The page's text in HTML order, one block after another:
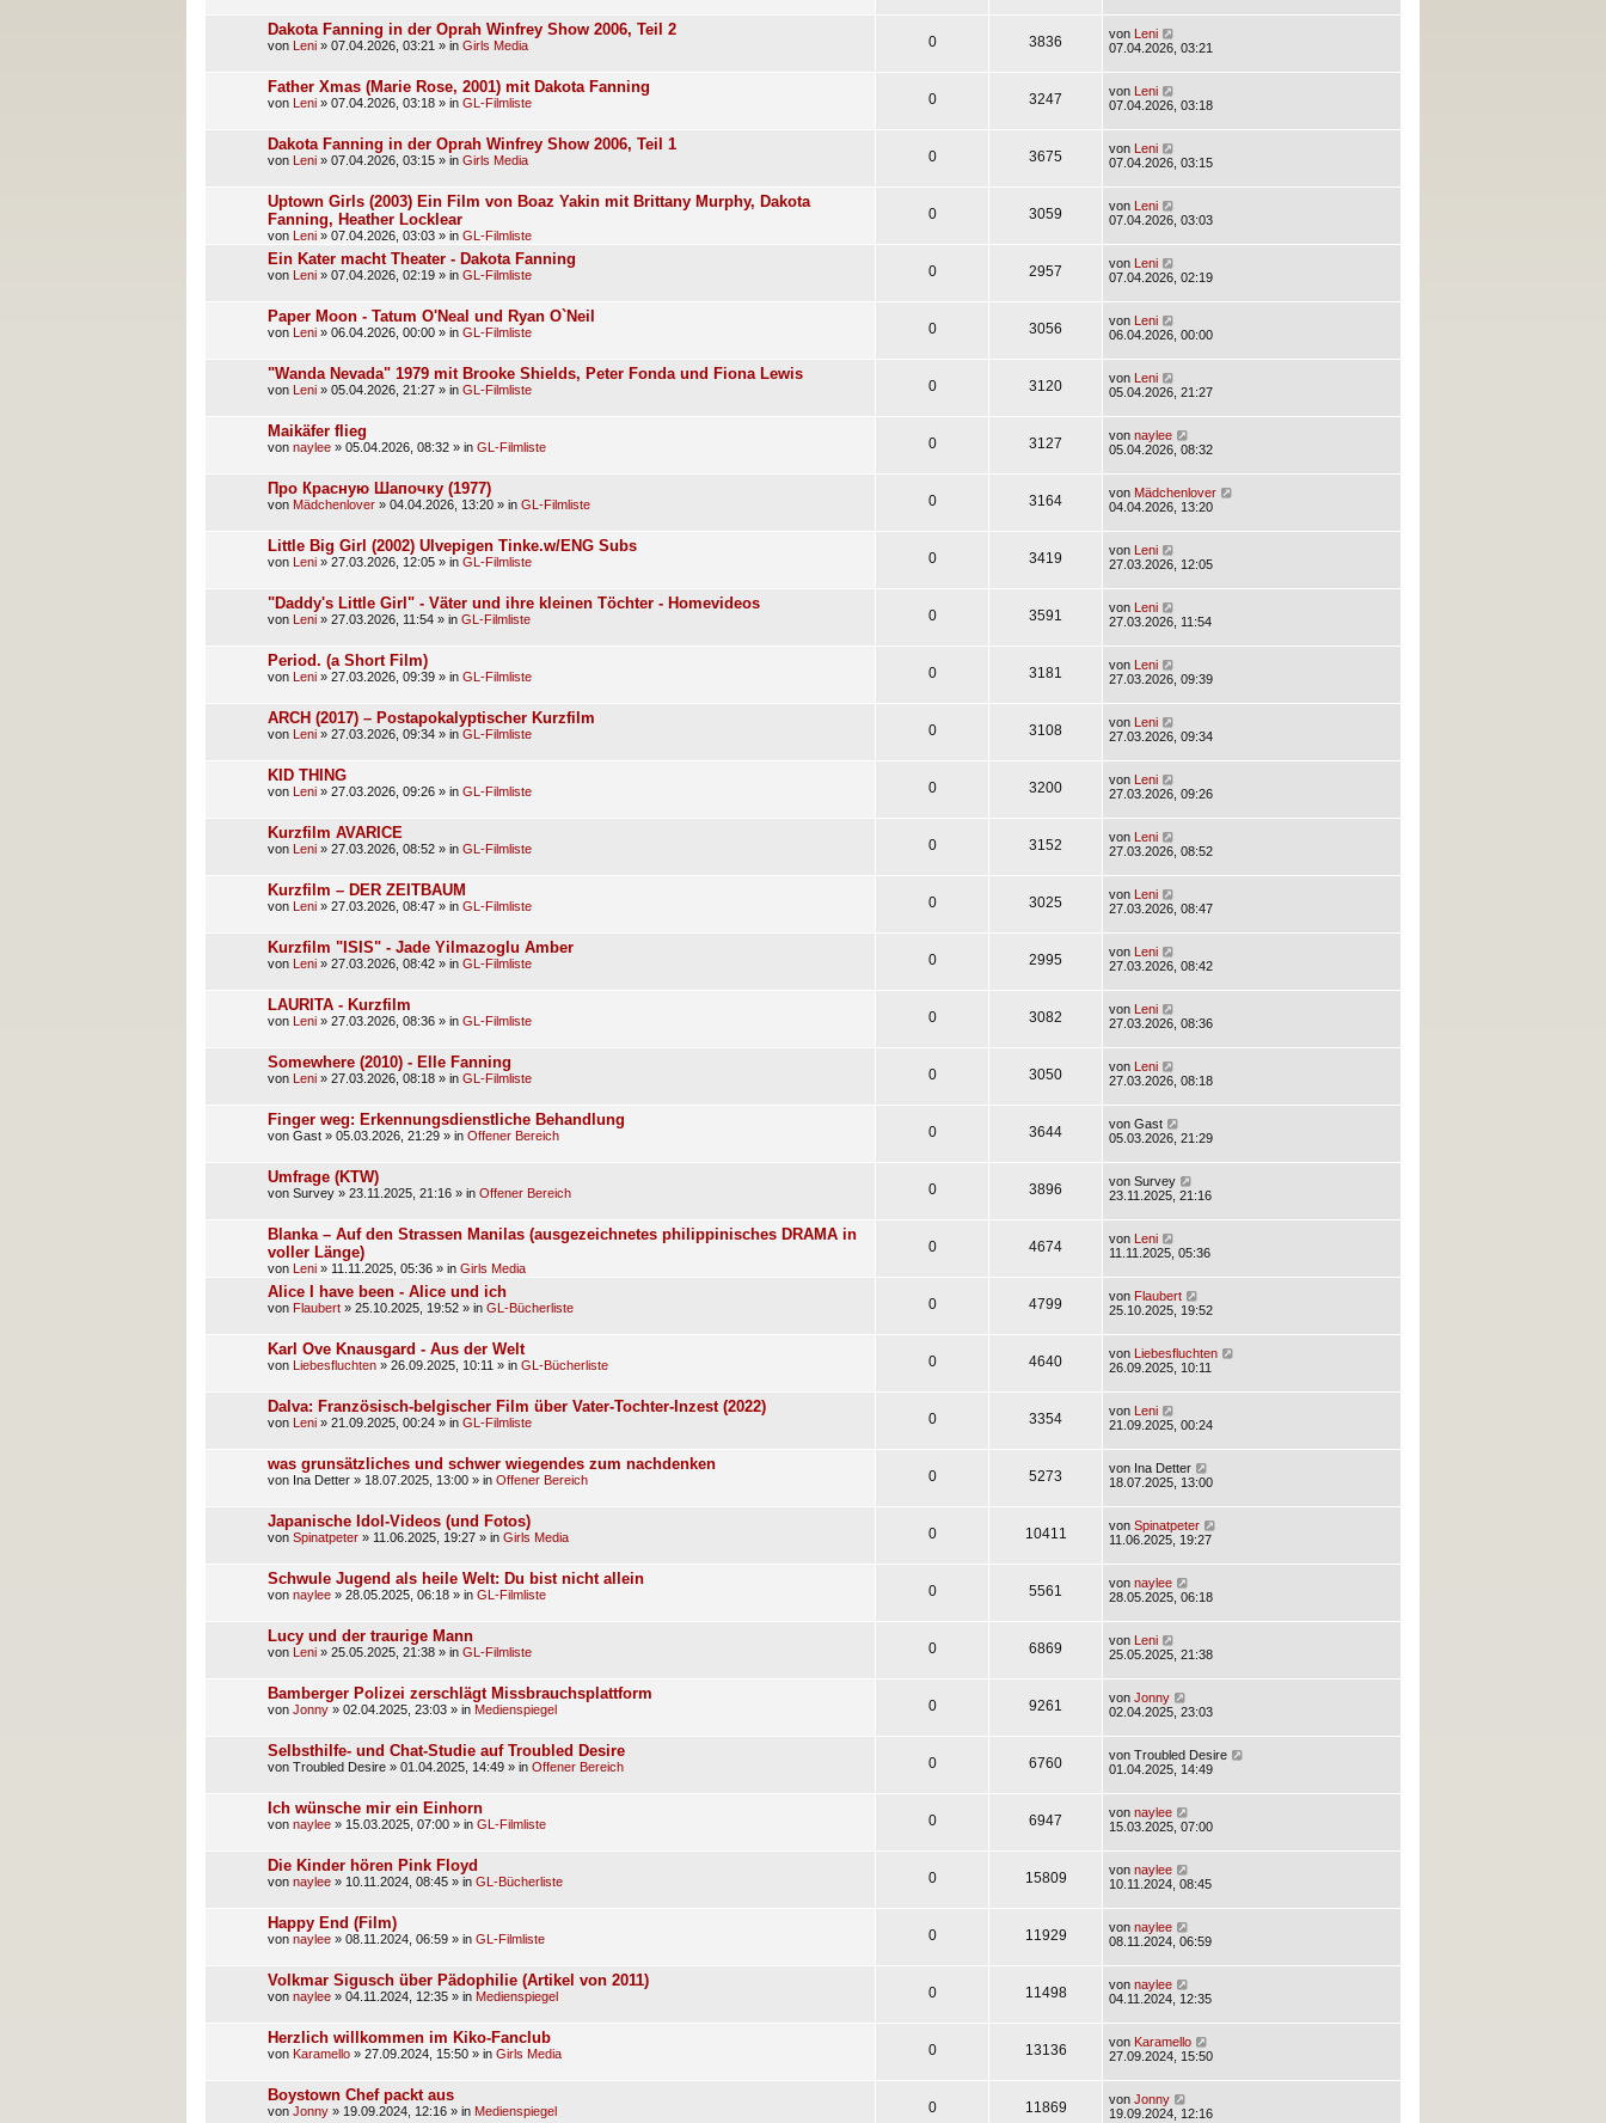
Dakota Fanning in der Oprah Winfrey Show 2006, Teil 2
von Leni » 07.04.2026, 03:21 » in Girls Media 0 3836 von Leni
07.04.2026, 03:21
Father Xmas (Marie Rose, 2001) mit Dakota Fanning
von Leni » 07.04.2026, 03:18 » in GL-Filmliste 0 3247 von Leni
07.04.2026, 03:18
Dakota Fanning in der Oprah Winfrey Show 2006, Teil 1
von Leni » 07.04.2026, 03:15 » in Girls Media 0 3675 von Leni
07.04.2026, 03:15
Uptown Girls (2003) Ein Film von Boaz Yakin mit Brittany Murphy, Dakota
Fanning, Heather Locklear
von Leni » 07.04.2026, 03:03 » in GL-Filmliste
0 3059 von Leni
07.04.2026, 03:03
Ein Kater macht Theater - Dakota Fanning
von Leni » 07.04.2026, 02:19 » in GL-Filmliste 0 2957 von Leni
07.04.2026, 02:19
Paper Moon - Tatum O'Neal und Ryan O`Neil
von Leni » 06.04.2026, 00:00 » in GL-Filmliste 0 3056 von Leni
06.04.2026, 00:00
"Wanda Nevada" 1979 mit Brooke Shields, Peter Fonda und Fiona Lewis
von Leni » 05.04.2026, 21:27 » in GL-Filmliste 0 3120 von Leni
05.04.2026, 21:27
Maikäfer flieg
von naylee » 05.04.2026, 08:32 » in GL-Filmliste 0 3127 von naylee
05.04.2026, 08:32
Про Красную Шапочку (1977)
von Mädchenlover » 04.04.2026, 13:20 » in GL-Filmliste 0 3164 von Mädchenlover
04.04.2026, 13:20
Little Big Girl (2002) Ulvepigen Tinke.w/ENG Subs
von Leni » 27.03.2026, 12:05 » in GL-Filmliste 0 3419 von Leni
27.03.2026, 12:05
"Daddy's Little Girl" - Väter und ihre kleinen Töchter - Homevideos
von Leni » 27.03.2026, 11:54 » in GL-Filmliste 0 3591 von Leni
27.03.2026, 11:54
Period. (a Short Film)
von Leni » 27.03.2026, 09:39 » in GL-Filmliste 0 3181 von Leni
27.03.2026, 09:39
ARCH (2017) – Postapokalyptischer Kurzfilm
von Leni » 27.03.2026, 09:34 » in GL-Filmliste 0 3108 von Leni
27.03.2026, 09:34
KID THING
von Leni » 27.03.2026, 09:26 » in GL-Filmliste 0 3200 von Leni
27.03.2026, 09:26
Kurzfilm AVARICE
von Leni » 27.03.2026, 08:52 » in GL-Filmliste 0 3152 von Leni
27.03.2026, 08:52
Kurzfilm – DER ZEITBAUM
von Leni » 27.03.2026, 08:47 » in GL-Filmliste 0 3025 von Leni
27.03.2026, 08:47
Kurzfilm "ISIS" - Jade Yilmazoglu Amber
von Leni » 27.03.2026, 08:42 » in GL-Filmliste 0 2995 von Leni
27.03.2026, 08:42
LAURITA - Kurzfilm
von Leni » 27.03.2026, 08:36 » in GL-Filmliste 0 3082 von Leni
27.03.2026, 08:36
Somewhere (2010) - Elle Fanning
von Leni » 27.03.2026, 08:18 » in GL-Filmliste 0 3050 von Leni
27.03.2026, 08:18
Finger weg: Erkennungsdienstliche Behandlung
von Gast » 05.03.2026, 21:29 » in Offener Bereich 0 3644 von Gast
05.03.2026, 21:29
Umfrage (KTW)
von Survey » 23.11.2025, 21:16 » in Offener Bereich 0 3896 von Survey
23.11.2025, 21:16
Blanka – Auf den Strassen Manilas (ausgezeichnetes philippinisches DRAMA in
voller Länge)
von Leni » 11.11.2025, 05:36 » in Girls Media
0 4674 von Leni
11.11.2025, 05:36
Alice I have been - Alice und ich
von Flaubert » 25.10.2025, 19:52 » in GL-Bücherliste 0 4799 von Flaubert
25.10.2025, 19:52
Karl Ove Knausgard - Aus der Welt
von Liebesfluchten » 26.09.2025, 10:11 » in GL-Bücherliste 0 4640 von Liebesfluchten
26.09.2025, 10:11
Dalva: Französisch-belgischer Film über Vater-Tochter-Inzest (2022)
von Leni » 21.09.2025, 00:24 » in GL-Filmliste 0 3354 von Leni
21.09.2025, 00:24
was grunsätzliches und schwer wiegendes zum nachdenken
von Ina Detter » 18.07.2025, 13:00 » in Offener Bereich 0 5273 von Ina Detter
18.07.2025, 13:00
Japanische Idol-Videos (und Fotos)
von Spinatpeter » 11.06.2025, 19:27 » in Girls Media 0 10411 von Spinatpeter
11.06.2025, 19:27
Schwule Jugend als heile Welt: Du bist nicht allein
von naylee » 28.05.2025, 06:18 » in GL-Filmliste 0 5561 von naylee
28.05.2025, 06:18
Lucy und der traurige Mann
von Leni » 25.05.2025, 21:38 » in GL-Filmliste 0 6869 von Leni
25.05.2025, 21:38
Bamberger Polizei zerschlägt Missbrauchsplattform
von Jonny » 02.04.2025, 23:03 » in Medienspiegel 0 9261 von Jonny
02.04.2025, 23:03
Selbsthilfe- und Chat-Studie auf Troubled Desire
von Troubled Desire » 01.04.2025, 14:49 » in Offener Bereich 0 6760 von Troubled Desire
01.04.2025, 14:49
Ich wünsche mir ein Einhorn
von naylee » 15.03.2025, 07:00 » in GL-Filmliste 0 6947 von naylee
15.03.2025, 07:00
Die Kinder hören Pink Floyd
von naylee » 10.11.2024, 08:45 » in GL-Bücherliste 0 15809 von naylee
10.11.2024, 08:45
Happy End (Film)
von naylee » 08.11.2024, 06:59 » in GL-Filmliste 0 11929 von naylee
08.11.2024, 06:59
Volkmar Sigusch über Pädophilie (Artikel von 2011)
von naylee » 04.11.2024, 12:35 » in Medienspiegel 0 11498 von naylee
04.11.2024, 12:35
Herzlich willkommen im Kiko-Fanclub
von Karamello » 27.09.2024, 15:50 » in Girls Media 0 13136 von Karamello
27.09.2024, 15:50
Boystown Chef packt aus
von Jonny » 19.09.2024, 12:16 » in Medienspiegel 0 11869 von Jonny
19.09.2024, 12:16